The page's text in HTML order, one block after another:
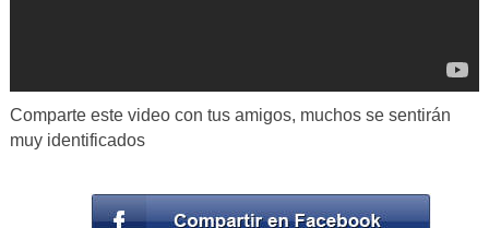
Comparte este video con tus amigos, muchos se sentirán
muy identificados